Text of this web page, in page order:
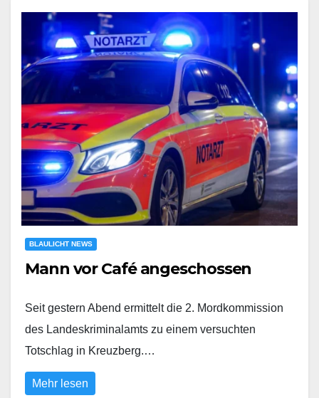
BLAULICHT NEWS
Mann vor Café angeschossen
Seit gestern Abend ermittelt die 2. Mordkommission
des Landeskriminalamts zu einem versuchten
Totschlag in Kreuzberg.…
Mehr lesen